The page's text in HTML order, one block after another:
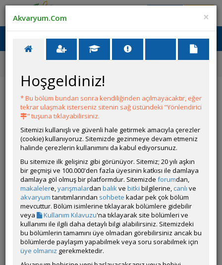
Ana Menü
Akvaryum ve Tür Tavsiyesi
Pseudomugil Gertrudae Acemilere Göre Mi?
YANIT YAZ
2023çiçek
Çevrim Dışı
Gönderim Zamanı:08 Temmuz 2026 00:08
Merhaba,
Doğru başlık seçtim mi acaba? Zorlandım biraz.
Öncelikle türkçemden dolayı kusura bakmayın. Yurt dışında
yetiştim. Bol bol yazım hatası ve cümle düşüklüğü bulabilirsiniz
🤷🏻‍♀️.
Bu tür balığı akvaryum dünyasına yeni katılan birine tavsiye
eder misiniz?
×
Akvaryum.Com
Hoşgeldiniz!
* Bu bölüm bundan sonra kendiliğinden açılmayacaktır, eğer
tekrar ulaşmak isterseniz sitenin sağ üstündeki "Yönlendirici
" tuşuna tıklayabilirsiniz.
Sitemizi kullanışlı ve güvenli hale getirmek amacıyla çerezler
(cookie) kullanıyoruz. Sitemizde gezinmeye devam etmeniz
halinde çerezlerin kullanımını da kabul ediyorsunuz.
Bu sitemize ilk gelişiniz gibi görünüyor. Sitemiz; 20 yılı aşkın
bir geçmişi ve 100.000'den fazla üyesinin katkısı ile damlaya
damlaya göl olmuş bir platformdur. Sitemizde forumdan,
makalelere,yarışmalardan balıkve bitki bilgilerine, canlı ve
akvaryum tanıtımlarından sohbete kadar pek çok bölüm
mevcuttur. Bölüm isimlerine tıklayarak bölümlere gidebilir
veya
Kullanım Kılavuzu'na tıklayarak site bölümleri ve
kullanımı ile ilgili daha detaylı bilgi alabilirsiniz. Sitemizdeki
bu bölümlerin tamamını üye olmadan görebilirsiniz ancak bu
bölümlerde paylaşım yapabilmek veya soru sorabilmek için
üye olmanız gerekmektedir.